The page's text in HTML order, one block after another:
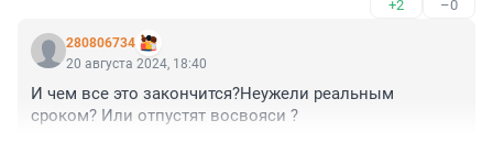
им дали отличную альтернативу - общественный
транспорт."
+2 –0
280806734
20 августа 2024, 18:40
И чем все это закончится?Неужели реальным
сроком? Или отпустят восвояси ?